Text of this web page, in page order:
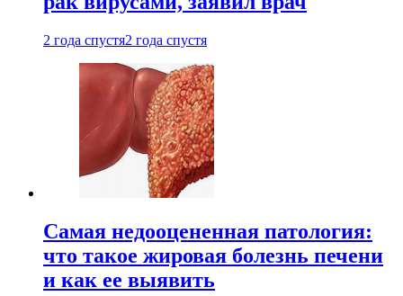
2 года спустя2 года спустя
Самая недооцененная патология:
что такое жировая болезнь печени
и как ее выявить